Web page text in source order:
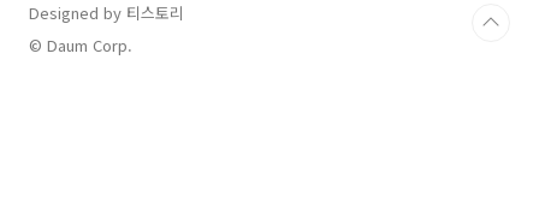
Designed by 티스토리
© Daum Corp.